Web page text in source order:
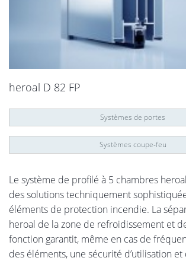
heroal D 82 FP
Systèmes de portes
Systèmes coupe-feu
Le système de profilé à 5 chambres
des solutions techniquement
éléments de protection incendie. La
heroal de la zone de refroidissement et
fonction garantit, même en cas de
des éléments, une sécurité d’utilisation